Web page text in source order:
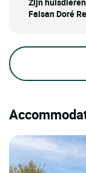
Zijn
Faisan Doré